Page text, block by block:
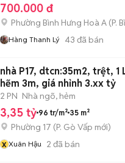
700.000 đ
Phường Bình Hưng Hoà A (P.
Hàng Thanh Lý 43 đã bán
nhà P17, dtcn:35m2, trệt, 1
hẽm 3m, giá nhỉnh 3.xx tỷ
2 PN Nhà ngõ, hẻm
3,35 tỷ 96 tr/m² 35 m²
Phường 17 (P. Gò Vấp mới)
x Xuân Hậu 2 đã bán